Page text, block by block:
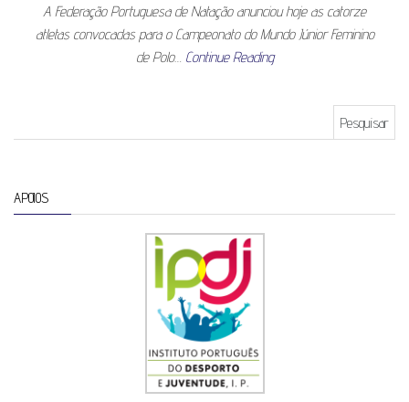
A Federação Portuguesa de Natação anunciou hoje as catorze
atletas convocadas para o Campeonato do Mundo Júnior Feminino
de Polo… Continue Reading
APOIOS